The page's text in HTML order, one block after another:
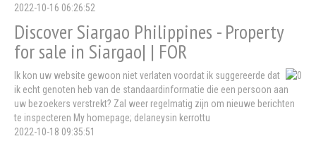
2022-10-16 06:26:52
Discover Siargao Philippines - Property
for sale in Siargao| | FOR
Ik kon uw website gewoon niet verlaten voordat ik suggereerde dat
ik echt genoten heb van de standaardinformatie die een persoon aan
uw bezoekers verstrekt? Zal weer regelmatig zijn om nieuwe berichten
te inspecteren My homepage; delaneysin kerrottu
2022-10-18 09:35:51